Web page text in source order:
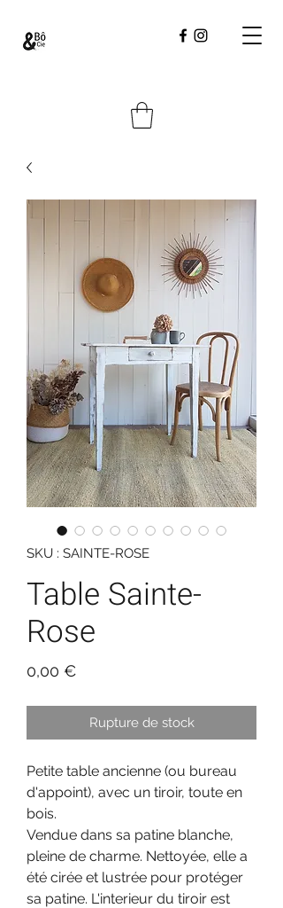
SKU : SAINTE-ROSE
Table Sainte-
Rose
0,00 €Prix
Rupture de stock
Petite table ancienne (ou bureau
d'appoint), avec un tiroir, toute en
bois.
Vendue dans sa patine blanche,
pleine de charme. Nettoyée, elle a
été cirée et lustrée pour protéger
sa patine. L'interieur du tiroir est